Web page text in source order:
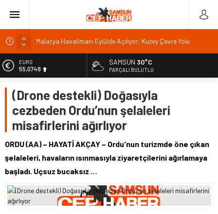
Malatya Havalimanı Eylülde Açılıyor, Kuzey Çevre Yolu
Ekimde
Akülü aracındayken otomobilin çarptığı emekli astsubay
Antalya’da nem yüzde 80, hissedilen sıcaklık 40 derece
Isparta’da bisiklet kupası heyecanı 371 sporcuyla sürüyor
Dumandan etkilenen bekçiyi emniyet müdürü ziyaret etti
EURO
55,0748
6.623,43
BİST
13.785,25
47,7048
SAMSUN 30°C
PARÇALI BULUTLU
(Drone destekli) Doğasıyla
cezbeden Ordu’nun şelaleleri
misafirlerini ağırlıyor
ORDU (AA) – HAYATİ AKÇAY – Ordu'nun turizmde öne çıkan
şelaleleri, havaların ısınmasıyla ziyaretçilerini ağırlamaya
başladı. Uçsuz bucaksız …